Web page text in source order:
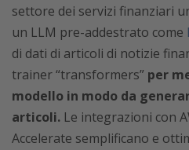
settore dei servizi finanziari
un LLM pre-addestrato come
di dati di articoli di notizie
trainer “transformers” per
modello in modo da
articoli. Le integrazioni con
Accelerate semplificano e